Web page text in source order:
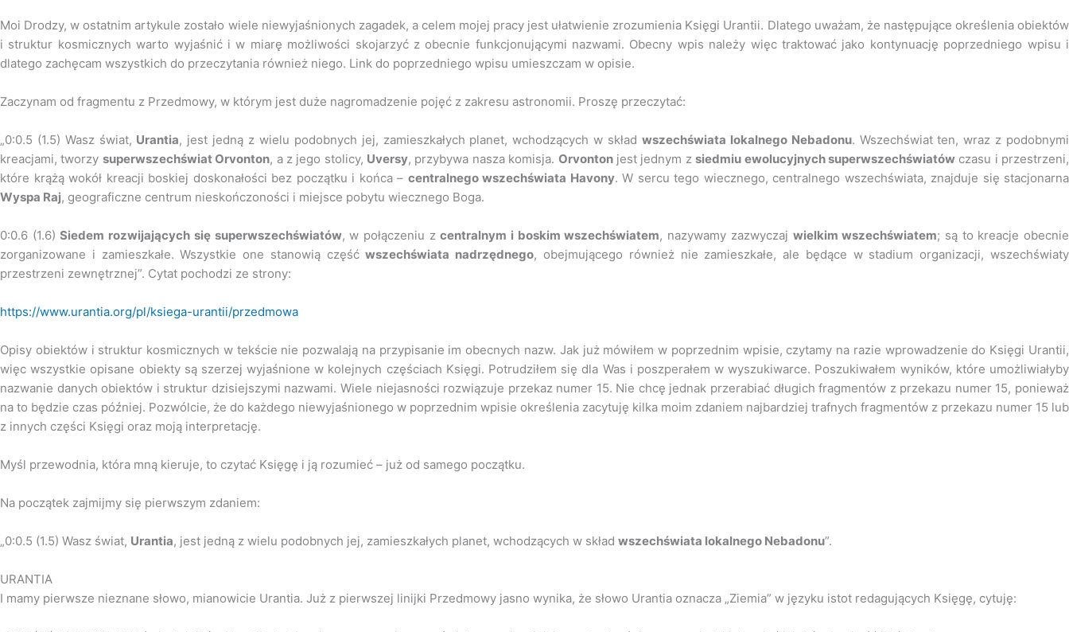
Moi Drodzy, w ostatnim artykule zostało wiele niewyjaśnionych zagadek, a celem mojej pracy jest ułatwienie zrozumienia Księgi Urantii. Dlatego uważam, że następujące określenia obiektów
i struktur kosmicznych warto wyjaśnić i w miarę możliwości skojarzyć z obecnie funkcjonującymi nazwami. Obecny wpis należy więc traktować jako kontynuację poprzedniego wpisu i
dlatego zachęcam wszystkich do przeczytania również niego. Link do poprzedniego wpisu umieszczam w opisie.
Zaczynam od fragmentu z Przedmowy, w którym jest duże nagromadzenie pojęć z zakresu astronomii. Proszę przeczytać:
„0:0.5 (1.5) Wasz świat, Urantia, jest jedną z wielu podobnych jej, zamieszkałych planet, wchodzących w skład wszechświata lokalnego Nebadonu. Wszechświat ten, wraz z podobnymi
kreacjami, tworzy superwszechświat Orvonton, a z jego stolicy, Uversy, przybywa nasza komisja. Orvontonjest jednym zsiedmiu ewolucyjnych superwszechświatówczasu i przestrzeni,
które krążą wokół kreacji boskiej doskonałości bez początku i końca – centralnego wszechświata Havony. W sercu tego wiecznego, centralnego wszechświata, znajduje się stacjonarna
Wyspa Raj, geograficzne centrum nieskończoności i miejsce pobytu wiecznego Boga.
0:0.6 (1.6)Siedem rozwijających się superwszechświatów, w połączeniu zcentralnym i boskim wszechświatem, nazywamy zazwyczaj wielkim wszechświatem; są to kreacje obecnie
zorganizowane i zamieszkałe. Wszystkie one stanowią częśćwszechświata nadrzędnego, obejmującego również nie zamieszkałe, ale będące w stadium organizacji, wszechświaty
przestrzeni zewnętrznej”. Cytat pochodzi ze strony:
https://www.urantia.org/pl/ksiega-urantii/przedmowa
Opisy obiektów i struktur kosmicznych w tekście nie pozwalają na przypisanie im obecnych nazw. Jak już mówiłem w poprzednim wpisie, czytamy na razie wprowadzenie do Księgi Urantii,
więc wszystkie opisane obiekty są szerzej wyjaśnione w kolejnych częściach Księgi. Potrudziłem się dla Was i poszperałem w wyszukiwarce. Poszukiwałem wyników, które umożliwiałyby
nazwanie danych obiektów i struktur dzisiejszymi nazwami. Wiele niejasności rozwiązuje przekaz numer 15. Nie chcę jednak przerabiać długich fragmentów z przekazu numer 15, ponieważ
na to będzie czas później. Pozwólcie, że do każdego niewyjaśnionego w poprzednim wpisie określenia zacytuję kilka moim zdaniem najbardziej trafnych fragmentów z przekazu numer 15 lub
z innych części Księgi oraz moją interpretację.
Myśl przewodnia, która mną kieruje, to czytać Księgę i ją rozumieć – już od samego początku.
Na początek zajmijmy się pierwszym zdaniem:
„0:0.5 (1.5) Wasz świat, Urantia, jest jedną z wielu podobnych jej, zamieszkałych planet, wchodzących w skład wszechświata lokalnego Nebadonu”.
URANTIA
I mamy pierwsze nieznane słowo, mianowicie Urantia. Już z pierwszej linijki Przedmowy jasno wynika, że słowo Urantia oznacza „Ziemia” w języku istot redagujących Księgę, cytuję: